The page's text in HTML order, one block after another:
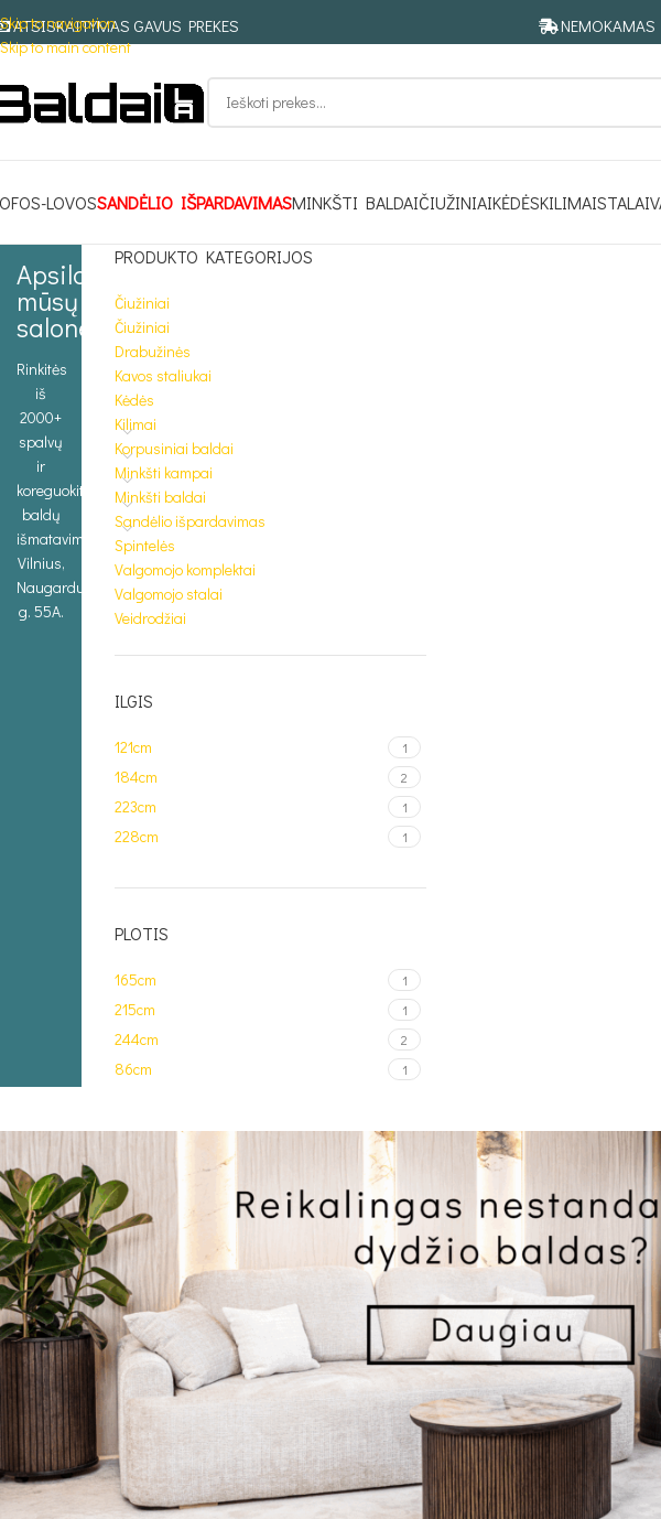
Skip to navigation
Skip to main content
ATSISKAITYMAS GAVUS PREKES NEMOKAMAS
LOVOSSANDĖLIO IŠPARDAVIMASMINKŠTI BALDAIČIUŽINIAIKĖDĖSKILIMAISTALAI
Apsilankykite
mūsų
salone
Rinkitės
iš
2000+
spalvų
ir
koreguokite
baldų
išmatavimus.
Vilnius,
Naugarduko
g. 55A.
PRODUKTO KATEGORIJOS
Čiužiniai
Čiužiniai
Drabužinės
Kavos staliukai
Kėdės
Kilimai
Korpusiniai baldai
Minkšti kampai
Minkšti baldai
Sandėlio išpardavimas
Spintelės
Valgomojo komplektai
Valgomojo stalai
Veidrodžiai
ILGIS
121cm 1
184cm 2
223cm 1
228cm 1
PLOTIS
165cm 1
215cm 1
244cm 2
86cm 1